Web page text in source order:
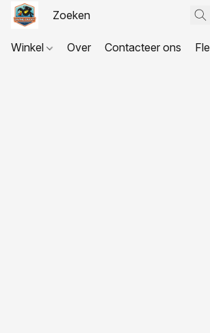
Winkel Over Contacteer ons